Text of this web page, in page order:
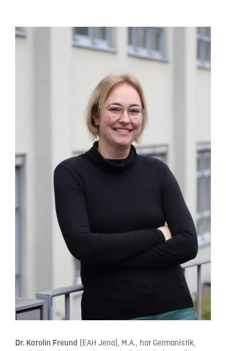
Dr. Karolin Freund (EAH Jena), M.A., hat Germanistik,